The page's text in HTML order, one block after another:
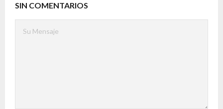
SIN COMENTARIOS